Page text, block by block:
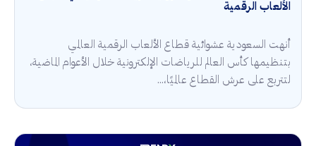
الألعاب الرقمية
أنهت السعودية عشوائية قطاع الألعاب الرقمية العالمي
بتنظيمها كأس العالم للرياضات الإلكترونية خلال الأعوام الماضية،
لتتربع على عرش القطاع عالميًا،...